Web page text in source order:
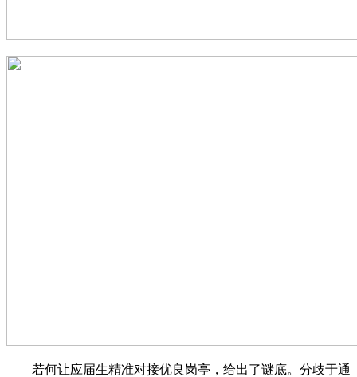
若何让应届生精准对接优良岗亭，给出了谜底。分歧于通